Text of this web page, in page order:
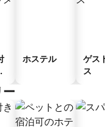
ホステル
ゲス
ス
ー